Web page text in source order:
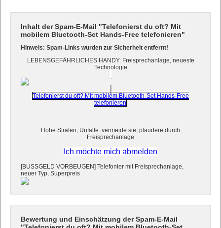
Inhalt der Spam-E-Mail "Telefonierst du oft? Mit
mobilem Bluetooth-Set Hands-Free telefonieren"
Hinweis: Spam-Links wurden zur Sicherheit entfernt!
LEBENSGEFÄHRLICHES HANDY: Freisprechanlage, neueste
Technologie
Telefonierst du oft? Mit mobilem Bluetooth-Set Hands-Free
telefonieren
Hohe Strafen, Unfälle: vermeide sie, plaudere durch
Freisprechanlage
Ich möchte mich abmelden
[BUSSGELD VORBEUGEN] Telefonier mit Freisprechanlage,
neuer Typ, Superpreis
Bewertung und Einschätzung der Spam-E-Mail